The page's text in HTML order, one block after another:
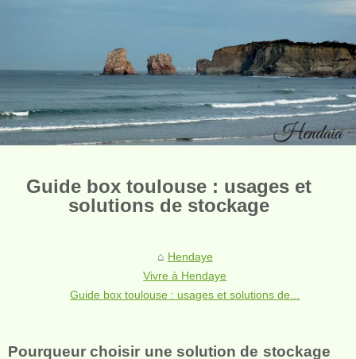
Guide box toulouse : usages et
solutions de stockage
Hendaye
Vivre à Hendaye
Guide box toulouse : usages et solutions de...
Pourqueur choisir une solution de stockage